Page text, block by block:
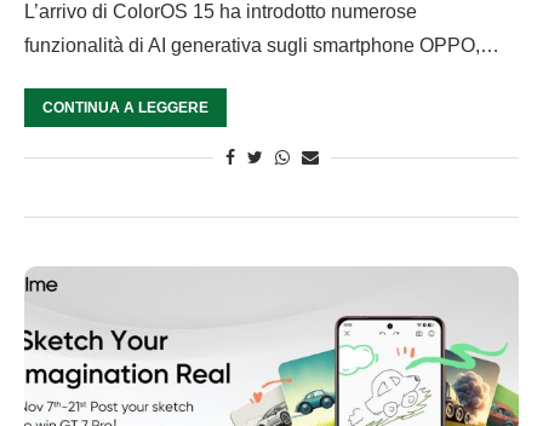
L’arrivo di ColorOS 15 ha introdotto numerose
funzionalità di AI generativa sugli smartphone OPPO,…
CONTINUA A LEGGERE